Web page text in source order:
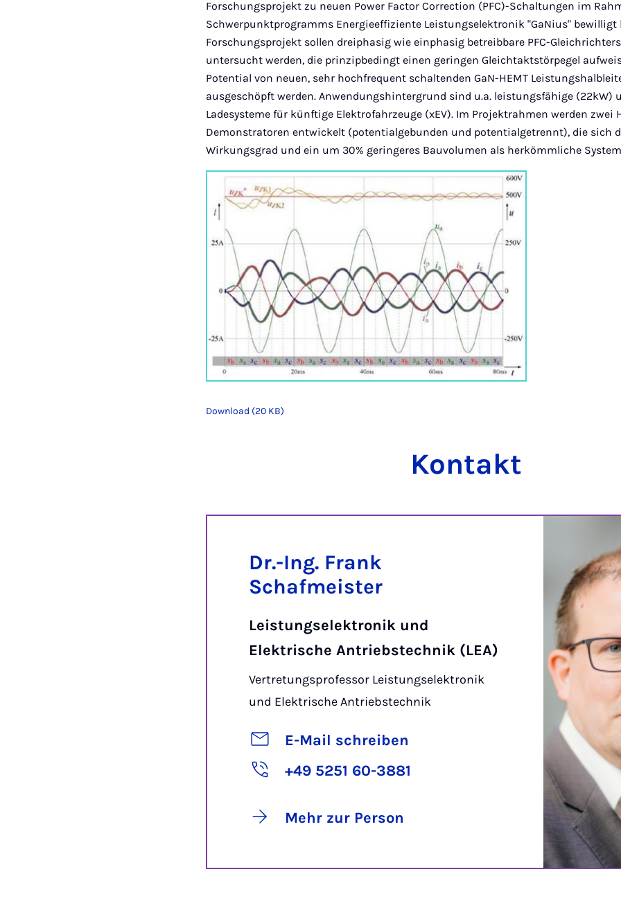
Forschungsprojekt zu neuen Power Factor Correction (PFC)-Schaltungen im
Schwerpunktprogramms Energieeffiziente Leistungselektronik "GaNius" bewilligt
Forschungsprojekt sollen dreiphasig wie einphasig betreibbare PFC-
untersucht werden, die prinzipbedingt einen geringen Gleichtaktstörpegel
Potential von neuen, sehr hochfrequent schaltenden GaN-HEMT
ausgeschöpft werden. Anwendungshintergrund sind u.a. leistungsfähige (22kW)
Ladesysteme für künftige Elektrofahrzeuge (xEV). Im Projektrahmen werden zwei
Demonstratoren entwickelt (potentialgebunden und potentialgetrennt), die sich
Wirkungsgrad und ein um 30% geringeres Bauvolumen als herkömmliche
Download (20 KB)
Kontakt
Dr.-Ing. Frank
Schafmeister
Leistungselektronik und
Elektrische Antriebstechnik (LEA)
Vertretungsprofessor Leistungselektronik
und Elektrische Antriebstechnik
E-Mail schreiben
+49 5251 60-3881
Mehr zur Person